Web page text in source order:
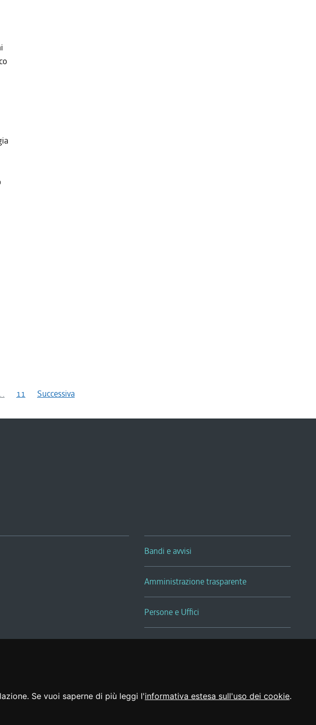
Se vuoi saperne di più leggi l'informativa estesa sull'uso dei cookie.
11 Successiva
Bandi e avvisi
Amministrazione trasparente
Persone e Uffici
Sala Tiziano Tessitori
| feedback
Realizzato da